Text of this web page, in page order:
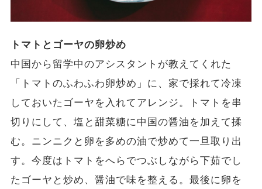
トマトとゴーヤの卵炒め
中国から留学中のアシスタントが教えてくれた
「トマトのふわふわ卵炒め」に、家で採れて冷凍
しておいたゴーヤを入れてアレンジ。トマトを串
切りにして、塩と甜菜糖に中国の醤油を加えて揉
む。ニンニクと卵を多めの油で炒めて一旦取り出
す。今度はトマトをへらでつぶしながら下茹でし
たゴーヤと炒め、醤油で味を整える。最後に卵を